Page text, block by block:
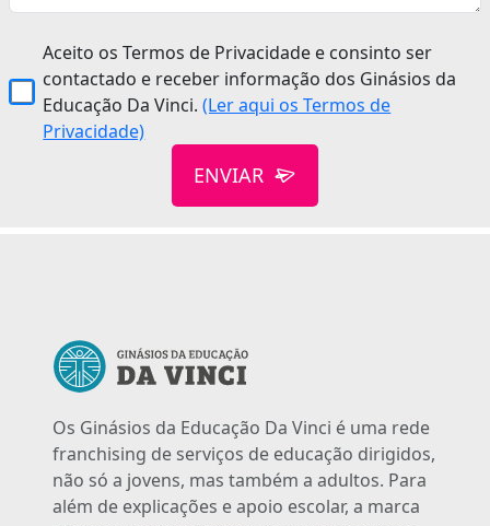
Aceito os Termos de Privacidade e consinto ser
contactado e receber informação dos Ginásios da
Educação Da Vinci.(Ler aqui os Termos de
Privacidade)
ENVIAR
Os Ginásios da Educação Da Vinci é uma rede
franchising de serviços de educação dirigidos,
não só a jovens, mas também a adultos. Para
além de explicações e apoio escolar, a marca